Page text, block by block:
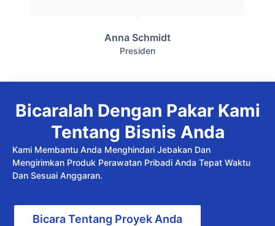
Anna Schmidt
Presiden
Bicaralah Dengan Pakar Kami
Tentang Bisnis Anda
Kami Membantu Anda Menghindari Jebakan Dan
Mengirimkan Produk Perawatan Pribadi Anda Tepat Waktu
Dan Sesuai Anggaran.
Bicara Tentang Proyek Anda